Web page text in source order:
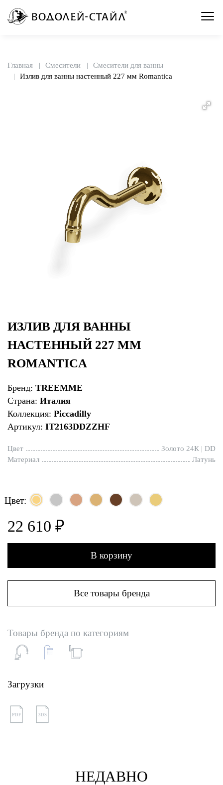
Главная Смесители
Смесители для ванны
Излив для ванны настенный 227 мм Romantica
ИЗЛИВ ДЛЯ ВАННЫ
НАСТЕННЫЙ 227 ММ
ROMANTICA
Бренд: TREEMME
Страна: Италия
Коллекция: Piccadilly
Артикул: IT2163DDZZHF
Цвет
Золото 24К | DD
Материал
Латунь
Цвет:
22 610 ₽
В корзину
Все товары бренда
Товары бренда по категориям
Загрузки
PDF 3DS
НЕДАВНО